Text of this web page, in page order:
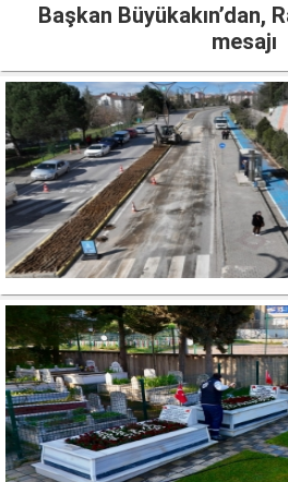
Başkan Büyükakın’dan,
mesajı